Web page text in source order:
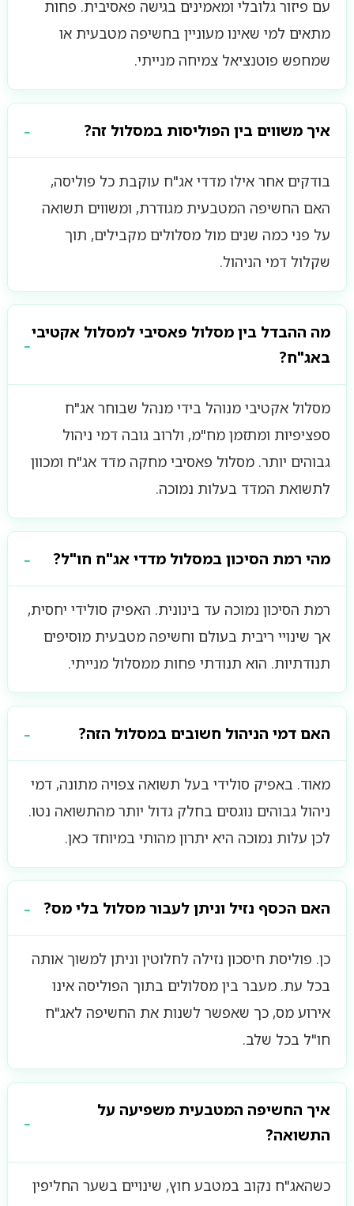
עם פיזור גלובלי ומאמינים בגישה פאסיבית. פחות
מתאים למי שאינו מעוניין בחשיפה מטבעית או
שמחפש פוטנציאל צמיחה מנייתי.
איך משווים בין הפוליסות במסלול זה?
בודקים אחר אילו מדדי אג"ח עוקבת כל פוליסה,
האם החשיפה המטבעית מגודרת, ומשווים תשואה
על פני כמה שנים מול מסלולים מקבילים, תוך
שקלול דמי הניהול.
מה ההבדל בין מסלול פאסיבי למסלול אקטיבי
באג"ח?
מסלול אקטיבי מנוהל בידי מנהל שבוחר אג"ח
ספציפיות ומתזמן מח"מ, ולרוב גובה דמי ניהול
גבוהים יותר. מסלול פאסיבי מחקה מדד אג"ח ומכוון
לתשואת המדד בעלות נמוכה.
מהי רמת הסיכון במסלול מדדי אג"ח חו"ל?
רמת הסיכון נמוכה עד בינונית. האפיק סולידי יחסית,
אך שינויי ריבית בעולם וחשיפה מטבעית מוסיפים
תנודתיות. הוא תנודתי פחות ממסלול מנייתי.
האם דמי הניהול חשובים במסלול הזה?
מאוד. באפיק סולידי בעל תשואה צפויה מתונה, דמי
ניהול גבוהים נוגסים בחלק גדול יותר מהתשואה נטו.
לכן עלות נמוכה היא יתרון מהותי במיוחד כאן.
האם הכסף נזיל וניתן לעבור מסלול בלי מס?
כן. פוליסת חיסכון נזילה לחלוטין וניתן למשוך אותה
בכל עת. מעבר בין מסלולים בתוך הפוליסה אינו
אירוע מס, כך שאפשר לשנות את החשיפה לאג"ח
חו"ל בכל שלב.
איך החשיפה המטבעית משפיעה על
התשואה?
כשהאג"ח נקוב במטבע חוץ, שינויים בשער החליפין